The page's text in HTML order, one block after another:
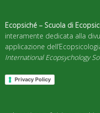
Ecopsiché – Scuola di
interamente dedicata alla
applicazione
International Ecopsychology
Privacy Policy